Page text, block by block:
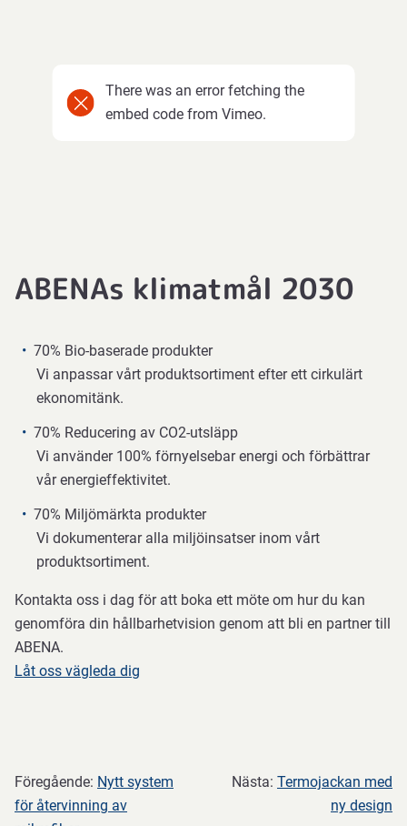
There was an error fetching the
embed code from Vimeo.
ABENAs klimatmål 2030
70% Bio-baserade produkter
Vi anpassar vårt produktsortiment efter ett cirkulärt
ekonomitänk.
70% Reducering av CO2-utsläpp
Vi använder 100% förnyelsebar energi och förbättrar
vår energieffektivitet.
70% Miljömärkta produkter
Vi dokumenterar alla miljöinsatser inom vårt
produktsortiment.
Kontakta oss i dag för att boka ett möte om hur du kan
genomföra din hållbarhetvision genom att bli en partner till
ABENA.
Låt oss vägleda dig
Föregående: Nytt system
för återvinning av
Nästa: Termojackan med
ny design